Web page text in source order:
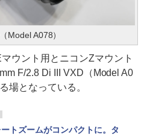
Model A078）
ウント用とニコンZマウント
F/2.8 Di III VXD（Model A0
場となっている。
トズームがコンパクトに。タ